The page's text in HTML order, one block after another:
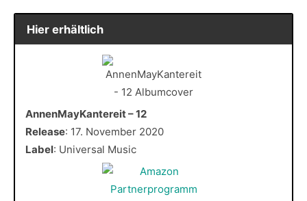
Hier erhältlich
AnnenMayKantereit – 12
Release: 17. November 2020
Label: Universal Music